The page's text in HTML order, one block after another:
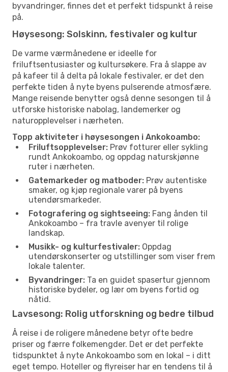
byvandringer, finnes det et perfekt tidspunkt å reise
på.
Høysesong: Solskinn, festivaler og kultur
De varme værmånedene er ideelle for
friluftsentusiaster og kultursøkere. Fra å slappe av
på kafeer til å delta på lokale festivaler, er det den
perfekte tiden å nyte byens pulserende atmosfære.
Mange reisende benytter også denne sesongen til å
utforske historiske nabolag, landemerker og
naturopplevelser i nærheten.
Topp aktiviteter i høysesongen i Ankokoambo:
Friluftsopplevelser: Prøv fotturer eller sykling
rundt Ankokoambo, og oppdag naturskjønne
ruter i nærheten.
Gatemarkeder og matboder: Prøv autentiske
smaker, og kjøp regionale varer på byens
utendørsmarkeder.
Fotografering og sightseeing: Fang ånden til
Ankokoambo – fra travle avenyer til rolige
landskap.
Musikk- og kulturfestivaler: Oppdag
utendørskonserter og utstillinger som viser frem
lokale talenter.
Byvandringer: Ta en guidet spasertur gjennom
historiske bydeler, og lær om byens fortid og
nåtid.
Lavsesong: Rolig utforskning og bedre tilbud
Å reise i de roligere månedene betyr ofte bedre
priser og færre folkemengder. Det er det perfekte
tidspunktet å nyte Ankokoambo som en lokal – i ditt
eget tempo. Hoteller og flyreiser har en tendens til å